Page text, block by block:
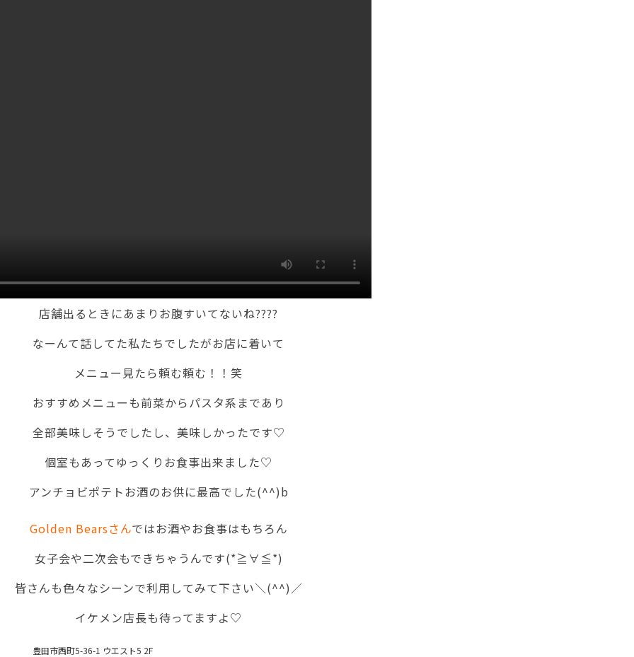
店舗出るときにあまりお腹すいてないね????
なーんて話してた私たちでしたがお店に着いて
メニュー見たら頼む頼む！！笑
おすすめメニューも前菜からパスタ系まであり
全部美味しそうでしたし、美味しかったです♡
個室もあってゆっくりお食事出来ました♡
アンチョビポテトお酒のお供に最高でした(^^)b
Golden Bearsさんではお酒やお食事はもちろん
女子会や二次会もできちゃうんです(*≧∀≦*)
皆さんも色々なシーンで利用してみて下さい＼(^^)／
イケメン店長も待ってますよ♡
豊田市西町5-36-1 ウエスト5 2F